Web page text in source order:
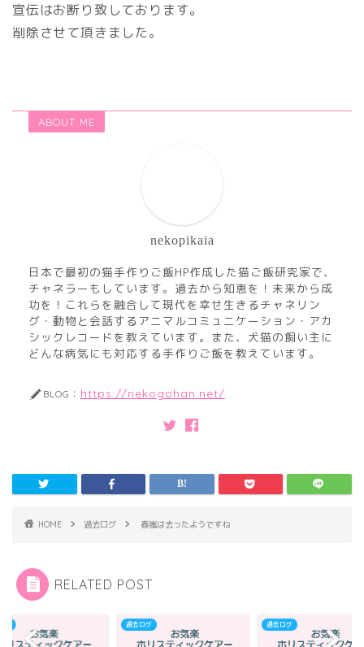
宣伝はお断り致しております。
削除させて頂きました。
ABOUT ME
nekopikaia
日本で最初の猫手作りご飯HP作成した猫ご飯研究家で、
チャネラーもしています。過去から知恵を！未来から成
功を！これらを融合して現代を幸せ生きるチャネリン
グ・動物と会話するアニマルコミュニケーション・アカ
シックレコードを教えています。また、犬猫の飼い主に
どんな病気にも対応する手作りご飯を教えています。
BLOG： https://nekogohan.net/
HOME 過去ログ 春嵐は去ったようですね
RELATED POST
過去ログ 過去ログ